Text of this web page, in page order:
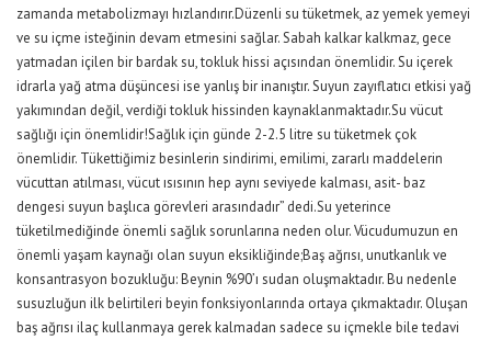
zamanda metabolizmayı hızlandırır.Düzenli su tüketmek, az yemek yemeyi
ve su içme isteğinin devam etmesini sağlar. Sabah kalkar kalkmaz, gece
yatmadan içilen bir bardak su, tokluk hissi açısından önemlidir. Su içerek
idrarla yağ atma düşüncesi ise yanlış bir inanıştır. Suyun zayıflatıcı etkisi yağ
yakımından değil, verdiği tokluk hissinden kaynaklanmaktadır.Su vücut
sağlığı için önemlidir!Sağlık için günde 2-2.5 litre su tüketmek çok
önemlidir. Tükettiğimiz besinlerin sindirimi, emilimi, zararlı maddelerin
vücuttan atılması, vücut ısısının hep aynı seviyede kalması, asit- baz
dengesi suyun başlıca görevleri arasındadır” dedi.Su yeterince
tüketilmediğinde önemli sağlık sorunlarına neden olur. Vücudumuzun en
önemli yaşam kaynağı olan suyun eksikliğinde;Baş ağrısı, unutkanlık ve
konsantrasyon bozukluğu: Beynin %90’ı sudan oluşmaktadır. Bu nedenle
susuzluğun ilk belirtileri beyin fonksiyonlarında ortaya çıkmaktadır. Oluşan
baş ağrısı ilaç kullanmaya gerek kalmadan sadece su içmekle bile tedavi